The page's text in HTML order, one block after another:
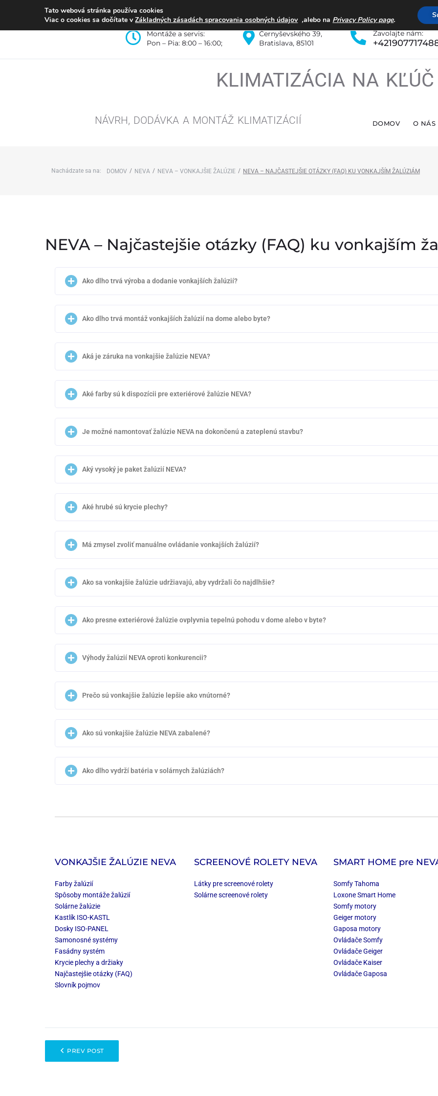
Montáže a servis:
Pon – Pia: 8:00 – 16:00;
Černyševského 39,
Bratislava, 85101
Zavolajte nám:
KLIMATIZÁCIA NA KĽÚČ
NÁVRH, DODÁVKA A MONTÁŽ KLIMATIZÁCIÍ DOMOV O NÁS
Nachádzate sa na: DOMOV / NEVA / NEVA – VONKAJŠIE ŽALÚZIE / NEVA – NAJČASTEJŠIE OTÁZKY (FAQ) KU VONKAJŠÍM ŽALÚZIÁM
NEVA – Najčastejšie otázky (FAQ) ku vonkajším
Ako dlho trvá výroba a dodanie vonkajších žalúzií?
Ako dlho trvá montáž vonkajších žalúzií na dome alebo byte?
Aká je záruka na vonkajšie žalúzie NEVA?
Aké farby sú k dispozícii pre exteriérové žalúzie NEVA?
Je možné namontovať žalúzie NEVA na dokončenú a zateplenú stavbu?
Aký vysoký je paket žalúzií NEVA?
Aké hrubé sú krycie plechy?
Má zmysel zvoliť manuálne ovládanie vonkajších žalúzií?
Ako sa vonkajšie žalúzie udržiavajú, aby vydržali čo najdlhšie?
Ako presne exteriérové žalúzie ovplyvnia tepelnú pohodu v dome alebo v byte?
Výhody žalúzií NEVA oproti konkurencii?
Prečo sú vonkajšie žalúzie lepšie ako vnútorné?
Ako sú vonkajšie žalúzie NEVA zabalené?
Ako dlho vydrží batéria v solárnych žalúziách?
VONKAJŠIE ŽALÚZIE NEVA
Farby žalúzií
Spôsoby montáže žalúzií
Solárne žalúzie
Kastlík ISO-KASTL
Dosky ISO-PANEL
Samonosné systémy
Fasádny systém
Krycie plechy a držiaky
Najčastejšie otázky (FAQ)
Slovník pojmov
SCREENOVÉ ROLETY NEVA
Látky pre screenové rolety
Solárne screenové rolety
SMART HOME pre
Somfy Tahoma
Loxone Smart Home
Somfy motory
Geiger motory
Gaposa motory
Ovládače Somfy
Ovládače Geiger
Ovládače Kaiser
Ovládače Gaposa
PREV POST
Tato webová stránka používa cookies
Viac o cookies sa dočítate vZákladných zásadách spracovania osobných údajov,alebo na Privacy Policy page.